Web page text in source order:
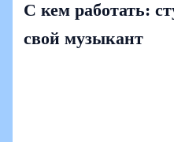
С кем работать:
свой музыкант